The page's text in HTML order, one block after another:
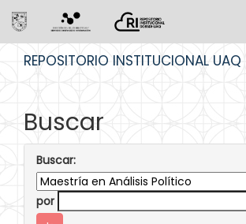
REPOSITORIO INSTITUCIONAL UAQ
Buscar
Buscar:
por